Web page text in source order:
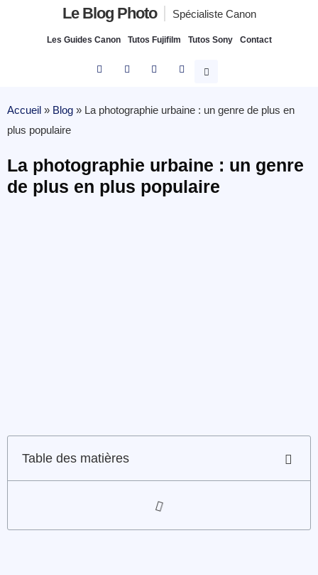
Le Blog Photo Spécialiste Canon
Les Guides Canon Tutos Fujifilm Tutos Sony Contact
Accueil » Blog » La photographie urbaine : un genre de plus en
plus populaire
La photographie urbaine : un genre
de plus en plus populaire
Table des matières